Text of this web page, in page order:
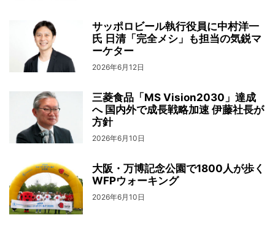
サッポロビール執行役員に中村洋一
氏 日清「完全メシ」も担当の気鋭マ
ーケター
2026年6月12日
三菱食品「MS Vision2030」達成
へ 国内外で成長戦略加速 伊藤社長が
方針
2026年6月10日
大阪・万博記念公園で1800人が歩く
WFPウォーキング
2026年6月10日